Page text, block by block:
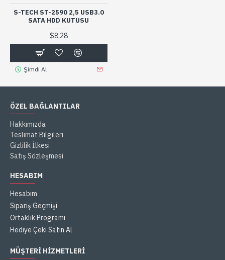
S-TECH ST-2590 2,5 USB3.0
SATA HDD KUTUSU
$8,28
Şimdi Al
ÖZEL BAĞLANTILAR
Hakkımızda
Teslimat Bilgileri
Gizlilik İlkesi
Satış Sözleşmesi
HESABIM
Hesabım
Sipariş Geçmişi
Ortaklık Programı
Hediye Çeki Satın Al
MÜŞTERI HIZMETLERI